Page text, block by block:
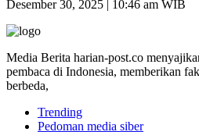
Desember 30, 2025 | 10:46 am WIB
Media Berita harian-post.co
pembaca di Indonesia, memberikan
berbeda,
Trending
Pedoman media siber